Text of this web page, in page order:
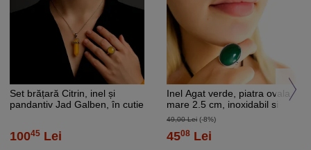
Set brățară Citrin, inel și
pandantiv Jad Galben, în cutie
10045 Lei
Inel Agat verde, piatra ovala
mare 2.5 cm, inoxidabil si
reglabil
49,00 Lei (-8%)
4508 Lei